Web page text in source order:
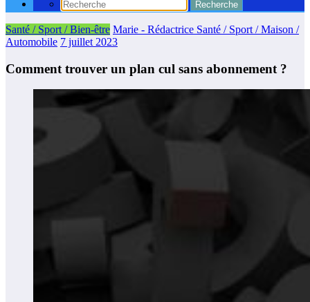
Santé / Sport / Bien-être Marie - Rédactrice Santé / Sport / Maison /
Automobile 7 juillet 2023
Comment trouver un plan cul sans abonnement ?